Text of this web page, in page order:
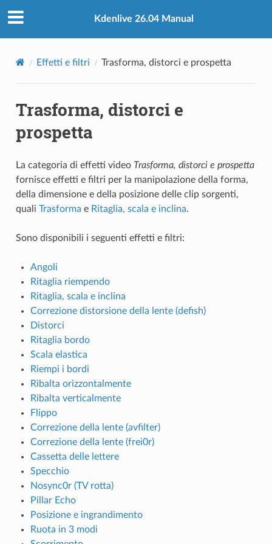
Kdenlive 26.04 Manual
Effetti e filtri Trasforma, distorci e prospetta
Trasforma, distorci e
prospetta
La categoria di effetti video Trasforma, distorci e prospetta
fornisce effetti e filtri per la manipolazione della forma,
della dimensione e della posizione delle clip sorgenti,
quali Trasforma e Ritaglia, scala e inclina.
Sono disponibili i seguenti effetti e filtri:
Angoli
Ritaglia riempendo
Ritaglia, scala e inclina
Correzione distorsione della lente (defish)
Distorci
Ritaglia bordo
Scala elastica
Riempi i bordi
Ribalta orizzontalmente
Ribalta verticalmente
Flippo
Correzione della lente (avfilter)
Correzione della lente (frei0r)
Cassetta delle lettere
Specchio
Nosync0r (TV rotta)
Pillar Echo
Posizione e ingrandimento
Ruota in 3 modi